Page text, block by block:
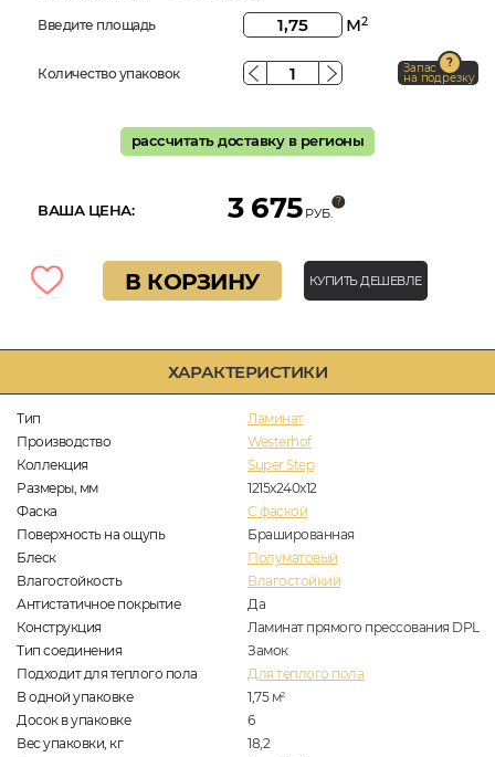
ХАРАКТЕРИСТИКИ
Тип
Ламинат
Производство
Westerhof
Коллекция
Super Step
Размеры, мм
1215x240x12
Фаска
C фаской
Поверхность на ощупь
Брашированная
Блеск
Полуматовый
Влагостойкость
Влагостойкий
Антистатичное покрытие
Да
Конструкция
Ламинат прямого прессования DPL
Тип соединения
Замок
Подходит для теплого пола
Для теплого пола
В одной упаковке
1,75 м2
Досок в упаковке
6
Вес упаковки, кг
18,2
Введите площадь м2
Количество упаковок Запас
на подрезку
рассчитать доставку в регионы
ВАША ЦЕНА: 3 675 РУБ.
В КОРЗИНУ КУПИТЬ ДЕШЕВЛЕ